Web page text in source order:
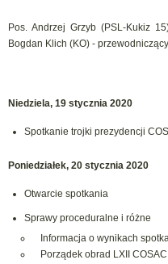
Pos. Andrzej Grzyb (PSL-Kukiz
Bogdan Klich (KO) -
Niedziela, 19 stycznia 2020
Spotkanie trojki prezydencji
Poniedziałek, 20 stycznia 2020
Otwarcie spotkania
Sprawy proceduralne i różne
Informacja o wynikach
Porządek obrad LXII COSAC